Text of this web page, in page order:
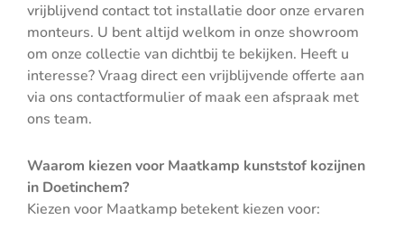
vrijblijvend contact tot installatie door onze ervaren
monteurs. U bent altijd welkom in onze showroom
om onze collectie van dichtbij te bekijken. Heeft u
interesse? Vraag direct een vrijblijvende offerte aan
via ons contactformulier of maak een afspraak met
ons team.
Waarom kiezen voor Maatkamp kunststof kozijnen
in Doetinchem?
Kiezen voor Maatkamp betekent kiezen voor: